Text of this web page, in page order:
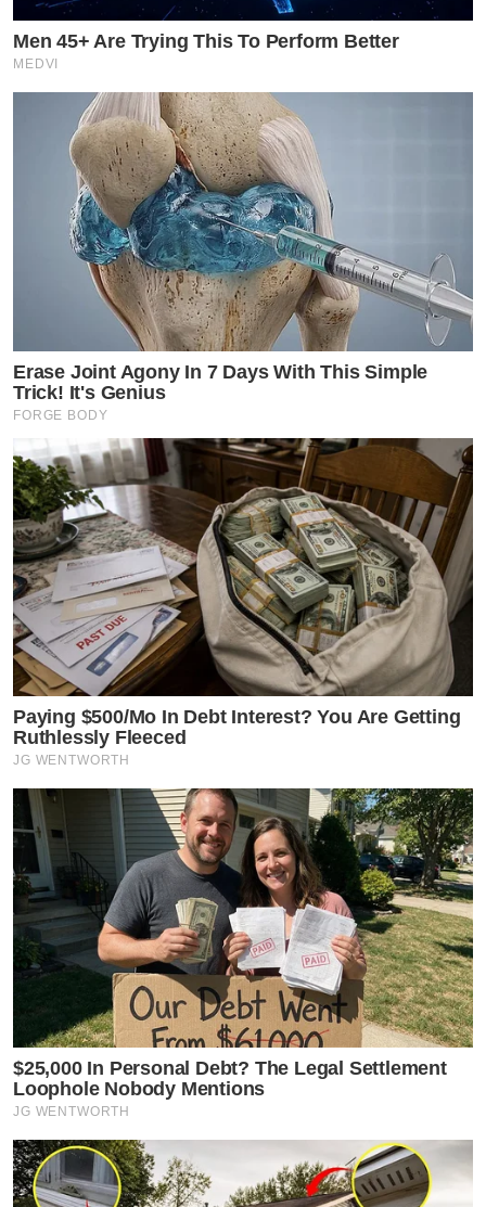
Men 45+ Are Trying This To Perform Better
MEDVI
Erase Joint Agony In 7 Days With This Simple
Trick! It's Genius
FORGE BODY
Paying $500/Mo In Debt Interest? You Are Getting
Ruthlessly Fleeced
JG WENTWORTH
$25,000 In Personal Debt? The Legal Settlement
Loophole Nobody Mentions
JG WENTWORTH